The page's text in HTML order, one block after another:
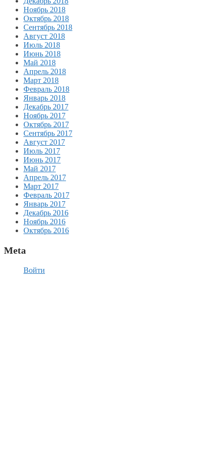
Ноябрь 2018
Октябрь 2018
Сентябрь 2018
Август 2018
Июль 2018
Июнь 2018
Май 2018
Апрель 2018
Март 2018
Февраль 2018
Январь 2018
Декабрь 2017
Ноябрь 2017
Октябрь 2017
Сентябрь 2017
Август 2017
Июль 2017
Июнь 2017
Май 2017
Апрель 2017
Март 2017
Февраль 2017
Январь 2017
Декабрь 2016
Ноябрь 2016
Октябрь 2016
Meta
Войти